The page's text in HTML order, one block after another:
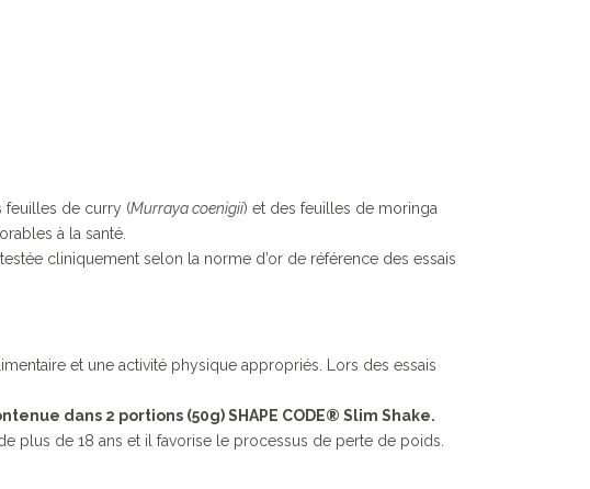
feuilles de curry (Murraya coenigii) et des feuilles de moringa
à la santé.
cliniquement selon la norme d’or de référence des essais
et une activité physique appropriés. Lors des essais
dans 2 portions (50g) SHAPE CODE® Slim Shake.
plus de 18 ans et il favorise le processus de perte de poids.